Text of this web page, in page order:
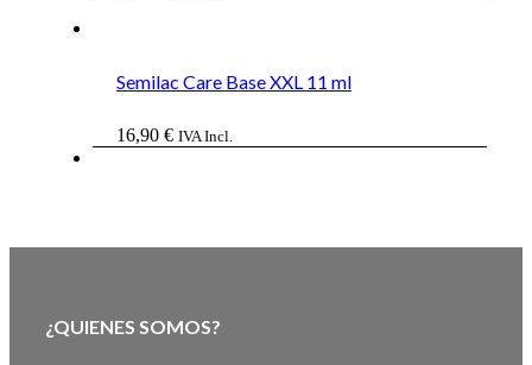
Semilac Care Base XXL 11 ml
16,90 € IVA Incl.
¿QUIENES SOMOS?